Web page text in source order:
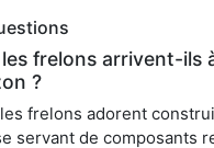
frelons arrivent-ils
?
frelons adorent
servant de composants